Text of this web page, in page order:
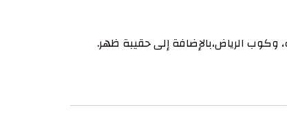
الرياض،بالإضافة إلى حقيبة ظهر.